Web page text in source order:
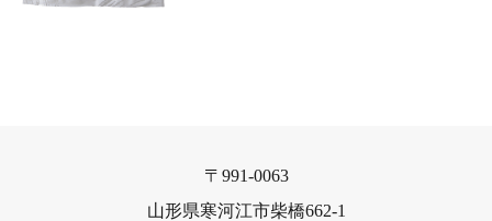
〒991-0063
山形県寒河江市柴橋662-1